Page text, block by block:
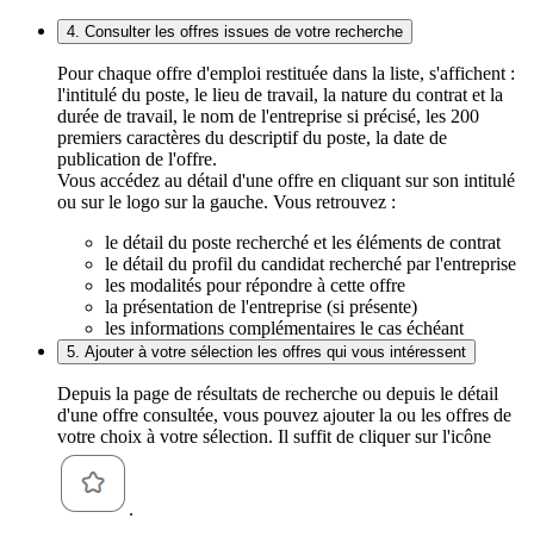
4. Consulter les offres issues de votre recherche
Pour chaque offre d'emploi restituée dans la liste, s'affichent :
l'intitulé du poste, le lieu de travail, la nature du contrat et la
durée de travail, le nom de l'entreprise si précisé, les 200
premiers caractères du descriptif du poste, la date de
publication de l'offre.
Vous accédez au détail d'une offre en cliquant sur son intitulé
ou sur le logo sur la gauche. Vous retrouvez :
le détail du poste recherché et les éléments de contrat
le détail du profil du candidat recherché par l'entreprise
les modalités pour répondre à cette offre
la présentation de l'entreprise (si présente)
les informations complémentaires le cas échéant
5. Ajouter à votre sélection les offres qui vous intéressent
Depuis la page de résultats de recherche ou depuis le détail
d'une offre consultée, vous pouvez ajouter la ou les offres de
votre choix à votre sélection. Il suffit de cliquer sur l'icône
.